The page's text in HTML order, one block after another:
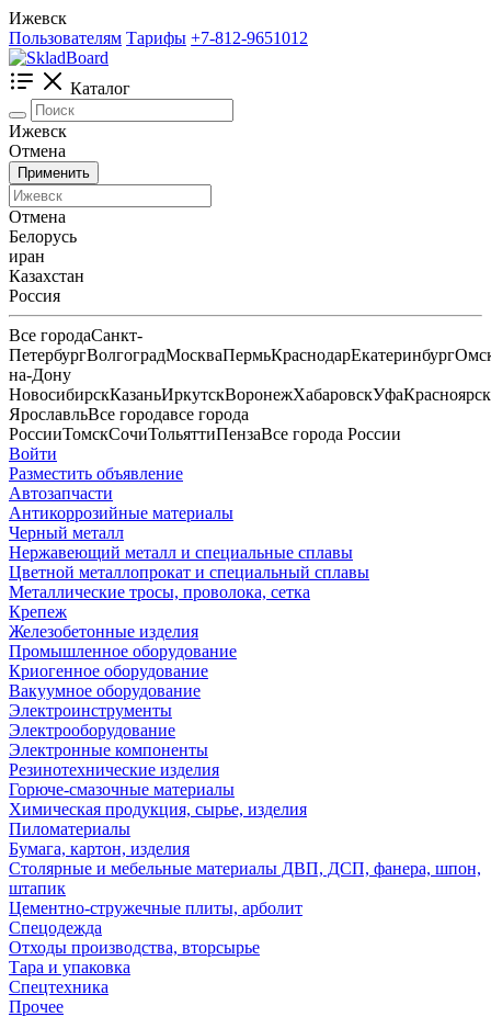
Ижевск
Пользователям Тарифы +7-812-9651012
Каталог
Ижевск
Отмена
Применить
Отмена
Белорусь
иран
Казахстан
Россия
Все городаСанкт-
ПетербургВолгоградМоскваПермьКраснодарЕкатеринбург
на-Дону
НовосибирскКазаньИркутскВоронежХабаровскУфаКрасноярск
ЯрославльВсе городавсе города
РоссииТомскСочиТольяттиПензаВсе города России
Войти
Разместить объявление
Автозапчасти
Антикоррозийные материалы
Черный металл
Нержавеющий металл и специальные сплавы
Цветной металлопрокат и специальный сплавы
Металлические тросы, проволока, сетка
Крепеж
Железобетонные изделия
Промышленное оборудование
Криогенное оборудование
Вакуумное оборудование
Электроинструменты
Электрооборудование
Электронные компоненты
Резинотехнические изделия
Горюче-смазочные материалы
Химическая продукция, сырье, изделия
Пиломатериалы
Бумага, картон, изделия
Столярные и мебельные материалы ДВП, ДСП, фанера, шпон,
штапик
Цементно-стружечные плиты, арболит
Спецодежда
Отходы производства, вторсырье
Тара и упаковка
Спецтехника
Прочее